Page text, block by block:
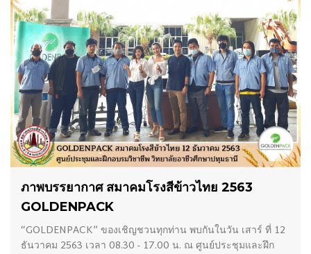
07/01/2021
ภาพบรรยากาศ สมาคมโรงสีข้าวไทย 2563
GOLDENPACK
“GOLDENPACK” ของเชิญชวนทุกท่าน พบกันในวัน เสาร์ ที่ 12
ธันวาคม 2563 เวลา 08.30 - 17.00 น. ณ ศูนย์ประชุมและฝึก